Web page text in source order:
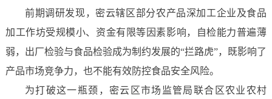
前期调研发现，密云辖区部分农产品深加工企业及食品
加工作坊受规模小、资金有限等因素影响，自检能力普遍薄
弱，出厂检验与食品检验成为制约发展的“拦路虎”，既影响了
产品市场竞争力，也不能有效防控食品安全风险。
为打破这一瓶颈，密云区市场监管局联合区农业农村